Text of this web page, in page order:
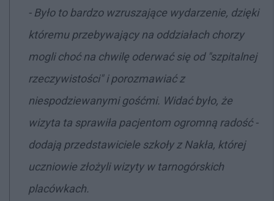
- Było to bardzo wzruszające wydarzenie, dzięki
któremu przebywający na oddziałach chorzy
mogli choć na chwilę oderwać się od "szpitalnej
rzeczywistości" i porozmawiać z
niespodziewanymi gośćmi. Widać było, że
wizyta ta sprawiła pacjentom ogromną radość -
dodają przedstawiciele szkoły z Nakła, której
uczniowie złożyli wizyty w tarnogórskich
placówkach.